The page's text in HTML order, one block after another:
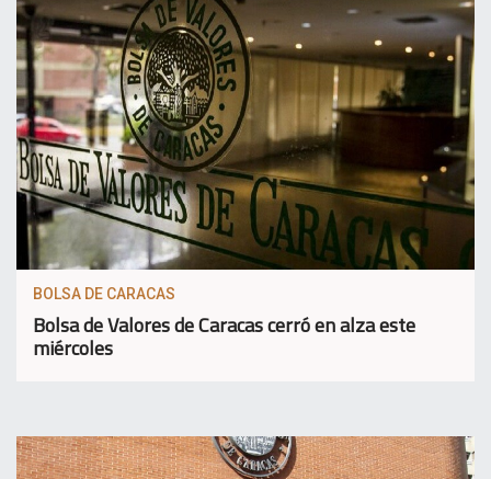
BOLSA DE CARACAS
Bolsa de Valores de Caracas cerró en alza este
miércoles